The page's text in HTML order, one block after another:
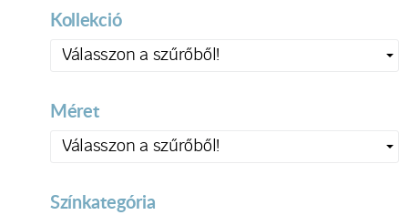
Kollekció
Válasszon a szűrőből!
Méret
Válasszon a szűrőből!
Színkategória